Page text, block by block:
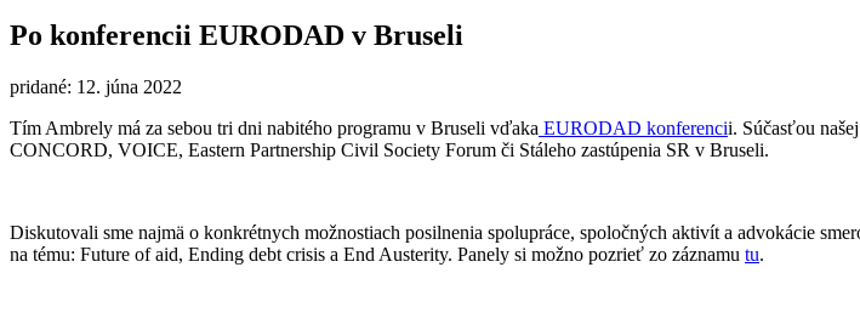
Po konferencii EURODAD v Bruseli
pridané: 12. júna 2022
Tím Ambrely má za sebou tri dni nabitého programu v Bruseli vďaka EURODAD konferencii. Súčasťou
CONCORD, VOICE, Eastern Partnership Civil Society Forum či Stáleho zastúpenia SR v Bruseli.
Diskutovali sme najmä o konkrétnych možnostiach posilnenia spolupráce, spoločných aktivít a advokácie
na tému: Future of aid, Ending debt crisis a End Austerity. Panely si možno pozrieť zo záznamu tu.